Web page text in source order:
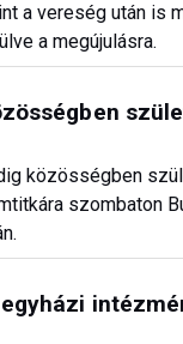
a vereség után is
a megújulásra.
közösségben
szombaton